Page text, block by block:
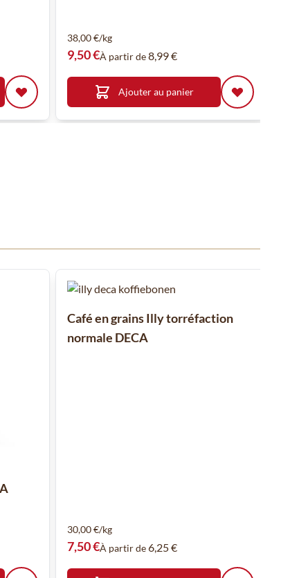
38,00 €/kg
9,50 €À partir de8,99 €
Ajouter au panier
directement à la navigation dans le carrousel à l'aide
Café en grains Illy torréfaction
normale DECA
30,00 €/kg
7,50 €À partir de6,25 €